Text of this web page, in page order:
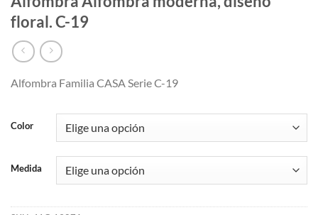
floral. C-19
Alfombra Familia CASA Serie C-19
Color
Medida